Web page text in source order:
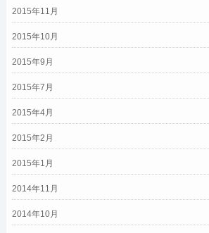
2015年11月
2015年10月
2015年9月
2015年7月
2015年4月
2015年2月
2015年1月
2014年11月
2014年10月